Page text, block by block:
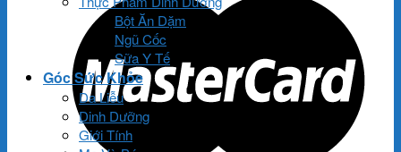
Bột Ăn Dặm
Ngũ Cốc
Sữa Y Tế
Góc Sức Khỏe
Da Liễu
Dinh Dưỡng
Giới Tính